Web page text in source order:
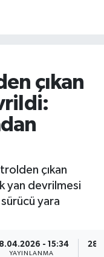
çıkan
çıkan
yan devrilmesi
yara
- 15:34
YAYINLANMA